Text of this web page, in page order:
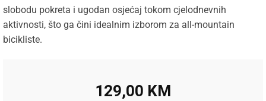
slobodu pokreta i ugodan osjećaj tokom cjelodnevnih
aktivnosti, što ga čini idealnim izborom za all-mountain
bicikliste.
129,00 KM